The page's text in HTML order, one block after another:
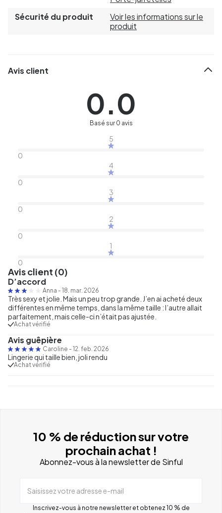
Sécurité du produit
Voir les informations sur le
produit
Avis client
0.0
Basé sur 0 avis
5
0
4
0
3
0
2
0
1
0
Avis client (0)
D’accord
Anna - 18. mar. 2026
Très sexy et jolie. Mais un peu trop grande. J’en ai acheté deux
différentes en même temps, dans la même taille : l’autre allait
parfaitement, mais celle-ci n’était pas ajustée.
Achat vérifié
Avis guêpière
Caroline - 12. feb. 2026
Lingerie qui taille bien, joli rendu
Achat vérifié
10 % de réduction sur votre
prochain achat !
Abonnez-vous à la newsletter de Sinful
Saisissez votre adresse e-mail
Inscrivez-vous à notre newsletter et obtenez 10 % de